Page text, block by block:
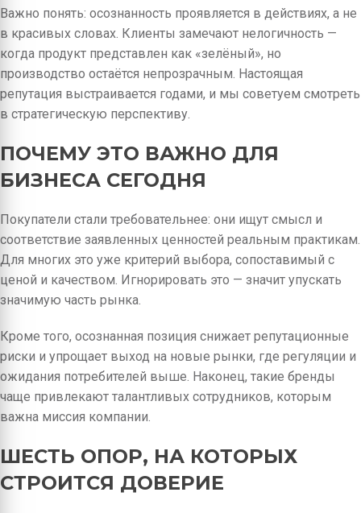
Важно понять: осознанность проявляется в действиях, а не
в красивых словах. Клиенты замечают нелогичность —
когда продукт представлен как «зелёный», но
производство остаётся непрозрачным. Настоящая
репутация выстраивается годами, и мы советуем смотреть
в стратегическую перспективу.
ПОЧЕМУ ЭТО ВАЖНО ДЛЯ
БИЗНЕСА СЕГОДНЯ
Покупатели стали требовательнее: они ищут смысл и
соответствие заявленных ценностей реальным практикам.
Для многих это уже критерий выбора, сопоставимый с
ценой и качеством. Игнорировать это — значит упускать
значимую часть рынка.
Кроме того, осознанная позиция снижает репутационные
риски и упрощает выход на новые рынки, где регуляции и
ожидания потребителей выше. Наконец, такие бренды
чаще привлекают талантливых сотрудников, которым
важна миссия компании.
ШЕСТЬ ОПОР, НА КОТОРЫХ
СТРОИТСЯ ДОВЕРИЕ